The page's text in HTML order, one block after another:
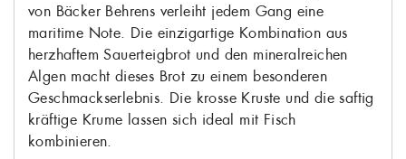
von Bäcker Behrens verleiht jedem Gang eine
maritime Note. Die einzigartige Kombination aus
herzhaftem Sauerteigbrot und den mineralreichen
Algen macht dieses Brot zu einem besonderen
Geschmackserlebnis. Die krosse Kruste und die saftig
kräftige Krume lassen sich ideal mit Fisch
kombinieren.